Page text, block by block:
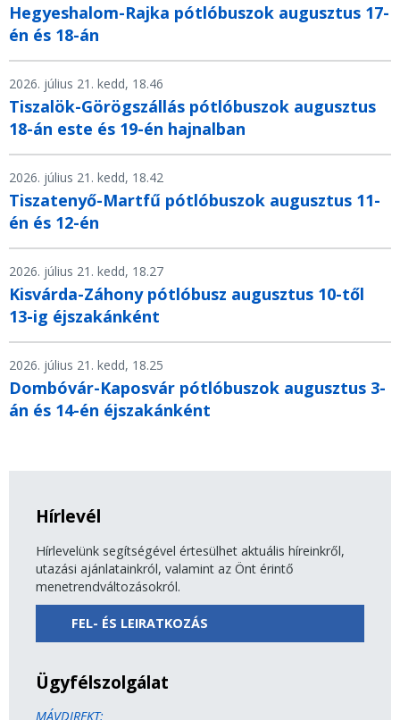
Hegyeshalom-Rajka pótlóbuszok augusztus 17-
én és 18-án
2026. július 21. kedd, 18.46
Tiszalök-Görögszállás pótlóbuszok augusztus
18-án este és 19-én hajnalban
2026. július 21. kedd, 18.42
Tiszatenyő-Martfű pótlóbuszok augusztus 11-
én és 12-én
2026. július 21. kedd, 18.27
Kisvárda-Záhony pótlóbusz augusztus 10-től
13-ig éjszakánként
2026. július 21. kedd, 18.25
Dombóvár-Kaposvár pótlóbuszok augusztus 3-
án és 14-én éjszakánként
Hírlevél
Hírlevelünk segítségével értesülhet aktuális híreinkről,
utazási ajánlatainkról, valamint az Önt érintő
menetrendváltozásokról.
FEL- ÉS LEIRATKOZÁS
Ügyfélszolgálat
MÁVDIREKT: